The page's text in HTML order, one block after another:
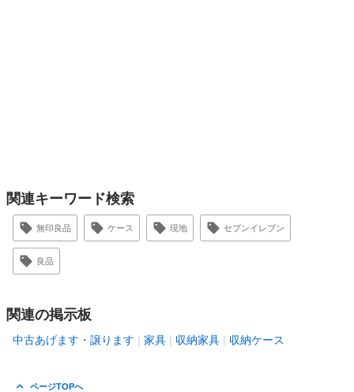
関連キーワード検索
無印良品 ケース 現地 セブンイレブン
良品
関連の掲示板
中古あげます・譲ります 家具 収納家具 収納ケース
ページTOPへ